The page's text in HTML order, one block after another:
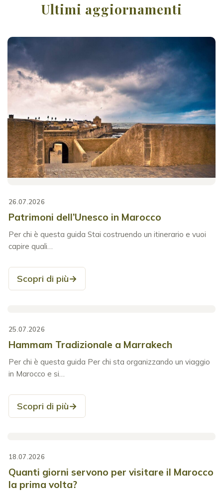
Ultimi aggiornamenti
26.07.2026
Patrimoni dell’Unesco in Marocco
Per chi è questa guida Stai costruendo un itinerario e vuoi
capire quali…
Scopri di più→
25.07.2026
Hammam Tradizionale a Marrakech
Per chi è questa guida Per chi sta organizzando un viaggio
in Marocco e si…
Scopri di più→
18.07.2026
Quanti giorni servono per visitare il Marocco
la prima volta?